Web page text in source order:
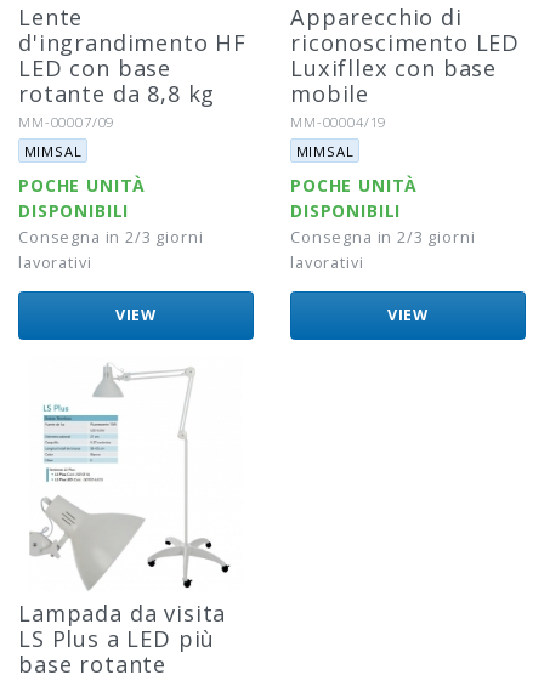
Lente
d'ingrandimento HF
LED con base
rotante da 8,8 kg
Riferimento:
MM-00007/09
Marca:
MIMSAL
POCHE UNITÀ
DISPONIBILI
Consegna in 2/3 giorni
lavorativi
VIEW
Apparecchio di
riconoscimento LED
Luxifllex con base
mobile
Riferimento:
MM-00004/19
Marca:
MIMSAL
POCHE UNITÀ
DISPONIBILI
Consegna in 2/3 giorni
lavorativi
VIEW
Lampada da visita
LS Plus a LED più
base rotante